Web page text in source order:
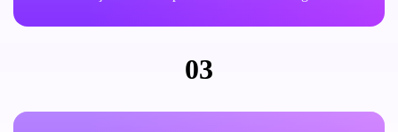
03